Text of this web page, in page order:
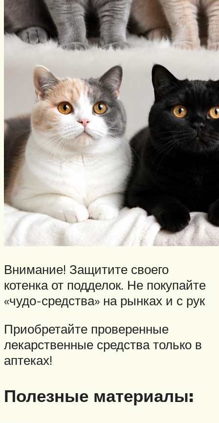
Внимание! Защитите своего
котенка от подделок. Не покупайте
«чудо-средства» на рынках и с рук
Приобретайте проверенные
лекарственные средства только в
аптеках!
Полезные материалы: